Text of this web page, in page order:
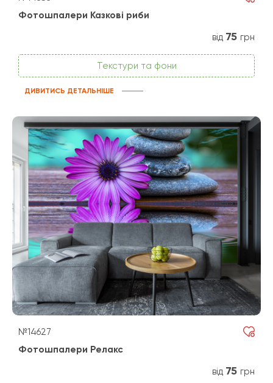
Фотошпалери Казкові риби
від 75 грн
Текстури та фони
ДИВИТИСЬ ДЕТАЛЬНІШЕ
№14627
Фотошпалери Релакс
від 75 грн